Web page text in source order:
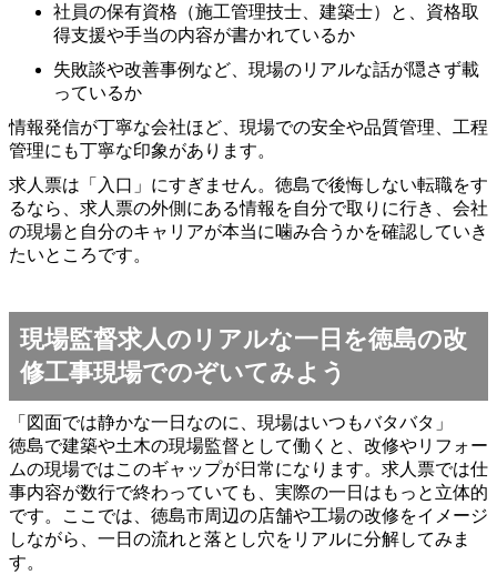
社員の保有資格（施工管理技士、建築士）と、資格取
得支援や手当の内容が書かれているか
失敗談や改善事例など、現場のリアルな話が隠さず載
っているか
情報発信が丁寧な会社ほど、現場での安全や品質管理、工程
管理にも丁寧な印象があります。
求人票は「入口」にすぎません。徳島で後悔しない転職をす
るなら、求人票の外側にある情報を自分で取りに行き、会社
の現場と自分のキャリアが本当に噛み合うかを確認していき
たいところです。
現場監督求人のリアルな一日を徳島の改
修工事現場でのぞいてみよう
「図面では静かな一日なのに、現場はいつもバタバタ」
徳島で建築や土木の現場監督として働くと、改修やリフォー
ムの現場ではこのギャップが日常になります。求人票では仕
事内容が数行で終わっていても、実際の一日はもっと立体的
です。ここでは、徳島市周辺の店舗や工場の改修をイメージ
しながら、一日の流れと落とし穴をリアルに分解してみま
す。